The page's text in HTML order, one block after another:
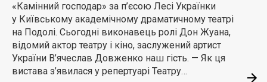
«Камінний господар» за п’єсою Лесі Українки
у Київському академічному драматичному театрі
на Подолі. Сьогодні виконавець ролі Дон Жуана,
відомий актор театру і кіно, заслужений артист
України В’ячеслав Довженко наш гість. — Як ця
вистава з’явилася у репертуарі Театру…